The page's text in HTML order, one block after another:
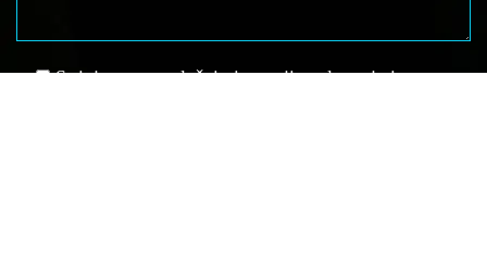
Strinjam se s splošnimi pogoji poslovanja in